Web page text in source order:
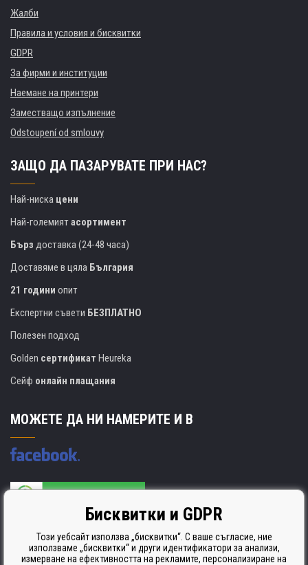
Жалби
Правила и условия и бисквитки
GDPR
За фирми и институции
Наемане на принтери
Заместващо изпълнение
Odstoupení od smlouvy
ЗАЩО ДА ПАЗАРУВАТЕ ПРИ НАС?
Най-ниска цени
Най-големиятасортимент
Бърз доставка (24-48 часа)
Доставяме в цяла България
21 години опит
Експертни съвети БЕЗПЛАТНО
Полезен подход
Golden сертификат Heureka
Сейф онлайн плащания
МОЖЕТЕ ДА НИ НАМЕРИТЕ И В
Производителят на касети е сертифициран
ISO 9001. ISO 14001 и STMC.
Бисквитки и GDPR
Този уебсайт използва „бисквитки“. С ваше съгласие, ние
използваме „бисквитки“ и други идентификатори за анализи,
измерване на ефективността на рекламите, персонализиране на